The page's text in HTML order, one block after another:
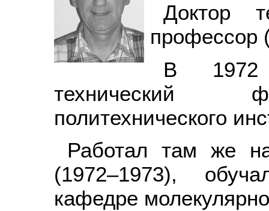
Доктор
профессор
В 1972
технический
политехнического
Работал там же
(1972–1973),
кафедре